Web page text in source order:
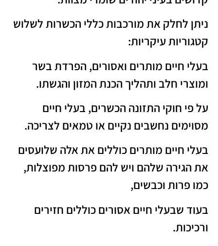
ניתן לחלק את מורכבות כללי הכשרות לשלוש
קטגוריות עיקריות:
בעלי חיים מותרים ואסורים, הפרדת בשר
ומוצרי חלב ותהליך הכנת המזון והגשתו.
על פי חוקי התזונה הכשרים, בעלי חיים
מסוימים נחשבים נקיים או טמאים לצריכה.
בעלי חיים מותרים כוללים את אלה שלועסים
את הגירה שלהם ויש להם פרסות מפוצלות,
כמו פרות וכבשים,
בעוד שבעלי חיים אסורים כוללים חזירים
ורכיכות.